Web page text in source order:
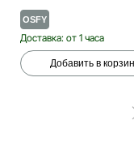
OSFY
Доставка: от 1 часа
Добавить в